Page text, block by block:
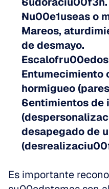
Nu00e1useas o
Mareos,
de desmayo.
Entumecimiento
hormigueo
Sentimientos de
desapegado de
Es importante